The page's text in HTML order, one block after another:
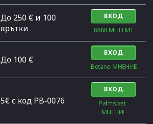
До 250 € и 100
врътки
ВХОД
8888 МНЕНИЕ
Дo 100 €
ВХОД
Betano МНЕНИЕ
5€ с код PB-0076
ВХОД
Palmsbet
МНЕНИЕ